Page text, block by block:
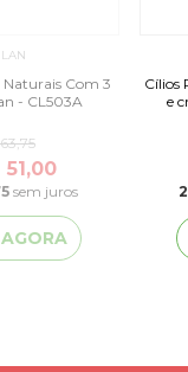
Naturais Com 3
- CL503A
51,00
sem juros
Cílios
e
2